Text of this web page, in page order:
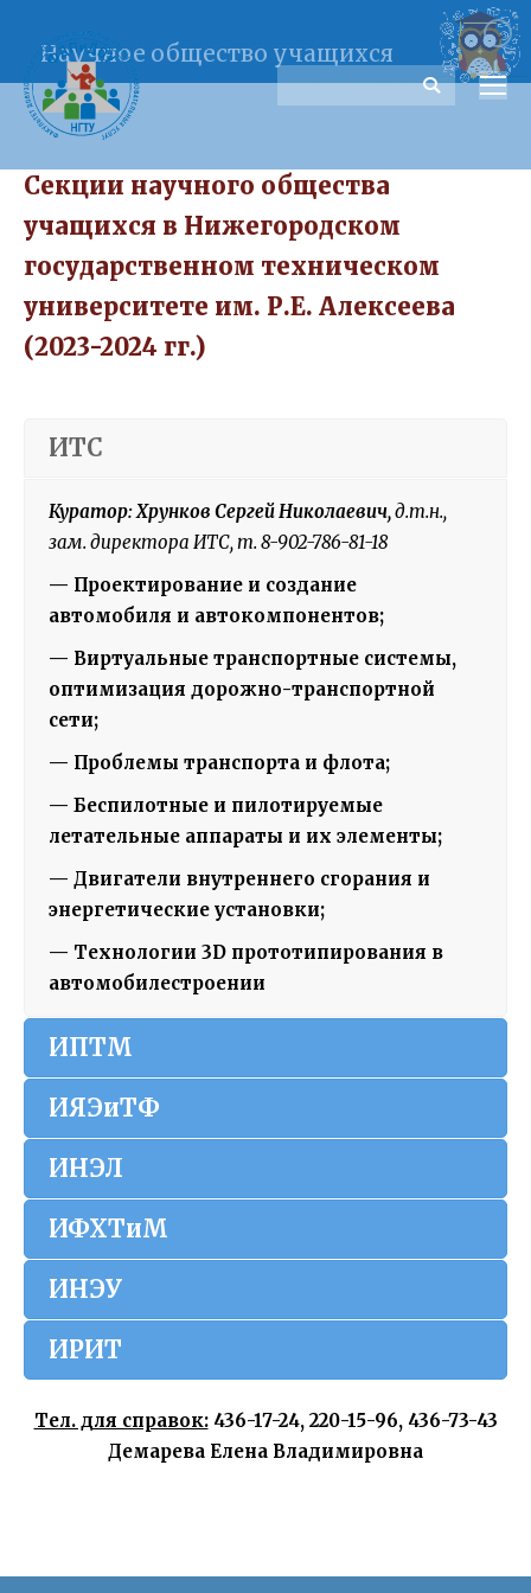
Поиск
Научное общество учащихся
Секции научного общества
учащихся в Нижегородском
государственном техническом
университете им. Р.Е. Алексеева
(2023-2024 гг.)
ИТС
Куратор: Хрунков Сергей Николаевич,д.т.н.,
зам. директора ИТС, т. 8-902-786-81-18
— Проектирование и создание
автомобиля и автокомпонентов;
— Виртуальные транспортные системы,
оптимизация дорожно-транспортной
сети;
— Проблемы транспорта и флота;
— Беспилотные и пилотируемые
летательные аппараты и их элементы;
— Двигатели внутреннего сгорания и
энергетические установки;
— Технологии 3D прототипирования в
автомобилестроении
ИПТМ
ИЯЭиТФ
ИНЭЛ
ИФХТиМ
ИНЭУ
ИРИТ
Тел. для справок:436-17-24, 220-15-96, 436-73-43
Демарева Елена Владимировна